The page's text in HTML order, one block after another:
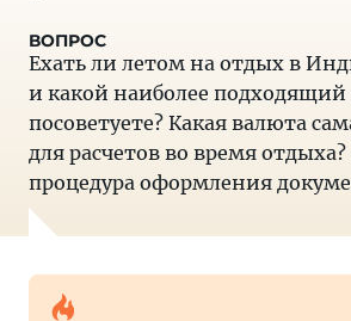
Ехать ли летом на отдых в
и какой наиболее подходящий
посоветуете? Какая валюта
для расчетов во время
процедура оформления